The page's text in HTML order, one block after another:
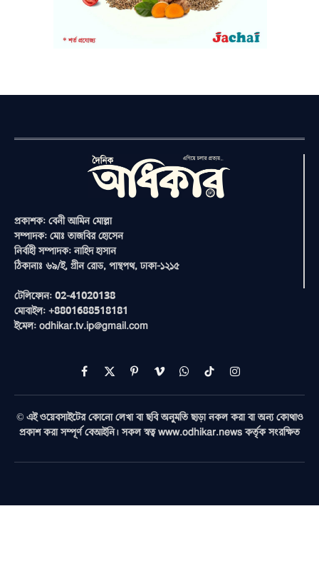
প্রকাশক: বেনী আমিন মোল্লা
সম্পাদক: মোঃ তাজবির হোসেন
নির্বাহী সম্পাদক: নাহিদ হাসান
ঠিকানাঃ ৬৯/ই, গ্রীন রোড, পান্থপথ, ঢাকা-১২১৫
টেলিফোন: 02-41020138
মোবাইল: +8801688518181
ইমেল: odhikar.tv.ip@gmail.com
Facebook
X
(Twitter)
PinterestVimeoWhatsAppTikTokInstagram
© এই ওয়েবসাইটের কোনো লেখা বা ছবি অনুমতি ছাড়া নকল করা বা অন্য কোথাও
প্রকাশ করা সম্পূর্ণ বেআইনি। সকল স্বত্ব www.odhikar.news কর্তৃক সংরক্ষিত